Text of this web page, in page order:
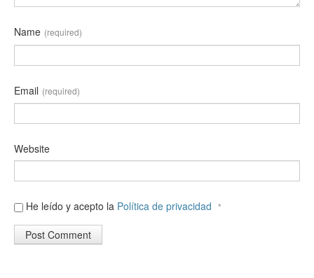
Name (required)
Email (required)
Website
He leído y acepto la Política de privacidad *